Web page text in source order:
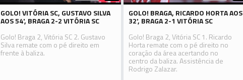
GOLO! VITÓRIA SC, GUSTAVO SILVA
AOS 54', BRAGA 2-2 VITÓRIA SC
Golo! Braga 2, Vitória SC 2. Gustavo
Silva remate com o pé direito em
frente à baliza.
GOLO! BRAGA, RICARDO HORTA AOS
32', BRAGA 2-1 VITÓRIA SC
Golo! Braga 2, Vitória SC 1. Ricardo
Horta remate com o pé direito no
coração da área acertando no
centro da baliza. Assistência de
Rodrigo Zalazar.